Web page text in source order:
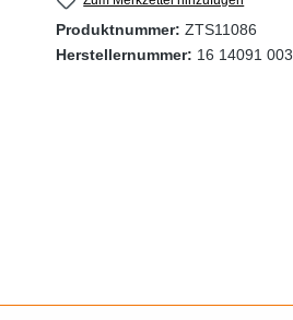
Produktnummer: ZTS11086
Herstellernummer: 16 14091 003